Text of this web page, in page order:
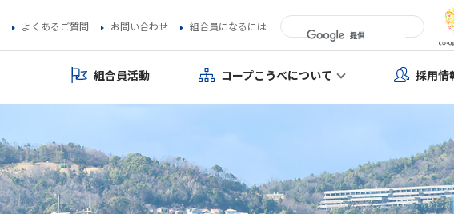
よくあるご質問 お問い合わせ 組合員になるには
組合員活動 コープこうべについて 採用情